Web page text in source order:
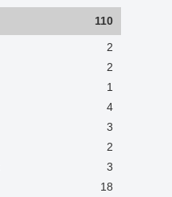
110
2
2
1
4
3
2
3
18